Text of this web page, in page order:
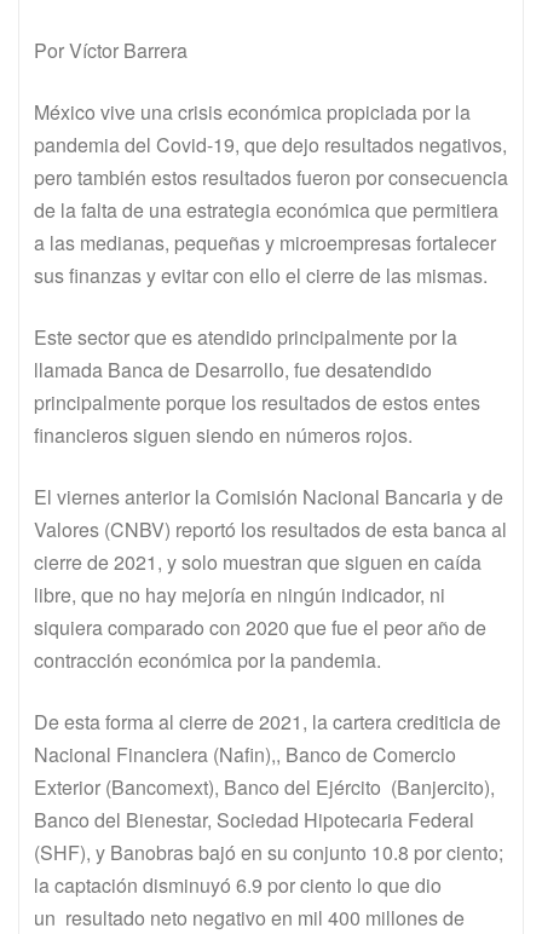
Por Víctor Barrera
México vive una crisis económica propiciada por la
pandemia del Covid-19, que dejo resultados negativos,
pero también estos resultados fueron por consecuencia
de la falta de una estrategia económica que permitiera
a las medianas, pequeñas y microempresas fortalecer
sus finanzas y evitar con ello el cierre de las mismas.
Este sector que es atendido principalmente por la
llamada Banca de Desarrollo, fue desatendido
principalmente porque los resultados de estos entes
financieros siguen siendo en números rojos.
El viernes anterior la Comisión Nacional Bancaria y de
Valores (CNBV) reportó los resultados de esta banca al
cierre de 2021, y solo muestran que siguen en caída
libre, que no hay mejoría en ningún indicador, ni
siquiera comparado con 2020 que fue el peor año de
contracción económica por la pandemia.
De esta forma al cierre de 2021, la cartera crediticia de
Nacional Financiera (Nafin),, Banco de Comercio
Exterior (Bancomext), Banco del Ejército (Banjercito),
Banco del Bienestar, Sociedad Hipotecaria Federal
(SHF), y Banobras bajó en su conjunto 10.8 por ciento;
la captación disminuyó 6.9 por ciento lo que dio
un resultado neto negativo en mil 400 millones de